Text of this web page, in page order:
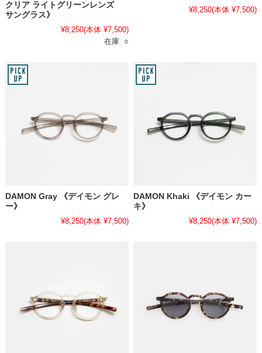
クリア ライトグリーンレンズ
サングラス》
¥8,250(本体 ¥7,500)
在庫 ○
¥8,250(本体 ¥7,500)
DAMON Gray 《デイモン グレ
ー》
¥8,250(本体 ¥7,500)
DAMON Khaki 《デイモン カー
キ》
¥8,250(本体 ¥7,500)